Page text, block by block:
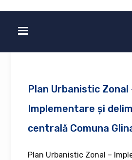
Plan Urbanistic Zonal
Implementare și
centrală Comuna
Plan Urbanistic Zonal –